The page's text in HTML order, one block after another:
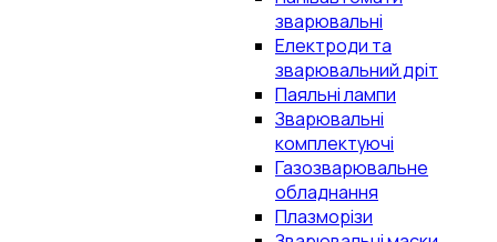
зварювальні
Електроди та
зварювальний дріт
Паяльні лампи
Зварювальні
комплектуючі
Газозварювальне
обладнання
Плазморізи